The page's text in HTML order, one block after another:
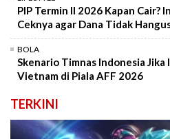
PIP Termin II 2026 Kapan Cair?
Ceknya agar Dana Tidak
BOLA
Skenario Timnas Indonesia Jika
Vietnam di Piala AFF 2026
TERKINI